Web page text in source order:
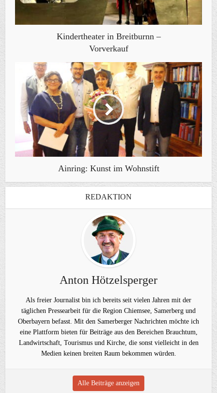
Kindertheater in Breitburnn –
Vorverkauf
Ainring: Kunst im Wohnstift
REDAKTION
Anton Hötzelsperger
Als freier Journalist bin ich bereits seit vielen Jahren mit der
täglichen Pressearbeit für die Region Chiemsee, Samerberg und
Oberbayern befasst. Mit den Samerberger Nachrichten möchte ich
eine Plattform bieten für Beiträge aus den Bereichen Brauchtum,
Landwirtschaft, Tourismus und Kirche, die sonst vielleicht in den
Medien keinen breiten Raum bekommen würden.
Alle Beiträge anzeigen